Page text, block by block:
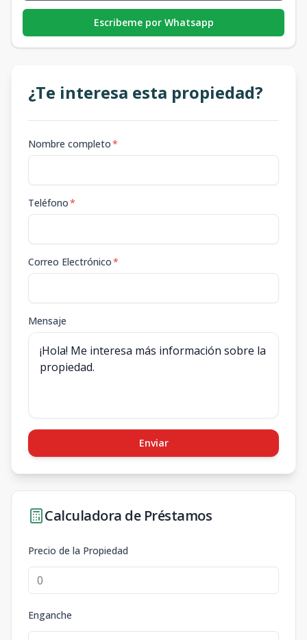
Escribeme por Whatsapp
¿Te interesa esta propiedad?
Nombre completo*
Teléfono*
Correo Electrónico*
Mensaje
Enviar
Calculadora de Préstamos
Precio de la Propiedad
Enganche